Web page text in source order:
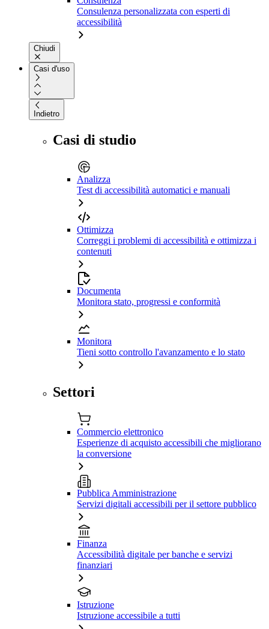
Consulenza personalizzata con esperti di
accessibilità
Chiudi
Casi d'uso
Indietro
Casi di studio
Analizza
Test di accessibilità automatici e manuali
Ottimizza
Correggi i problemi di accessibilità e ottimizza i
contenuti
Documenta
Monitora stato, progressi e conformità
Monitora
Tieni sotto controllo l'avanzamento e lo stato
Settori
Commercio elettronico
Esperienze di acquisto accessibili che migliorano
la conversione
Pubblica Amministrazione
Servizi digitali accessibili per il settore pubblico
Finanza
Accessibilità digitale per banche e servizi
finanziari
Istruzione
Istruzione accessibile a tutti